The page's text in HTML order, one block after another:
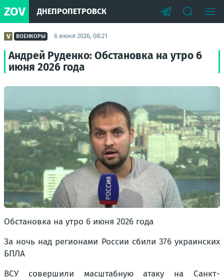
ZOV ДНЕПРОПЕТРОВСК
ВОЕНКОРЫ 6 июня 2026, 08:21
Андрей Руденко: Обстановка на утро 6
июня 2026 года
Обстановка на утро 6 июня 2026 года
За ночь над регионами России сбили 376 украинских
БПЛА
ВСУ совершили масштабную атаку на Санкт-